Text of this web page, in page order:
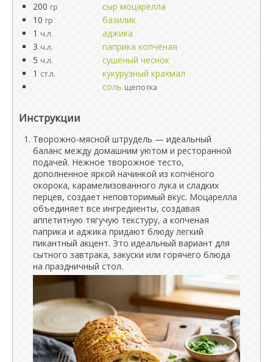
200 гр
сыр моцарелла
10 гр
базилик
1 ч.л.
аджика
3 ч.л.
паприка копчёная
5 ч.л.
сушёный чеснок
1 ст.л.
кукурузный крахмал
соль щепотка
Инструкции
Творожно-мясной штрудель — идеальный
баланс между домашним уютом и ресторанной
подачей. Нежное творожное тесто,
дополненное яркой начинкой из копчёного
окорока, карамелизованного лука и сладких
перцев, создает неповторимый вкус. Моцарелла
объединяет все ингредиенты, создавая
аппетитную тягучую текстуру, а копченая
паприка и аджика придают блюду легкий
пикантный акцент. Это идеальный вариант для
сытного завтрака, закуски или горячего блюда
на праздничный стол.